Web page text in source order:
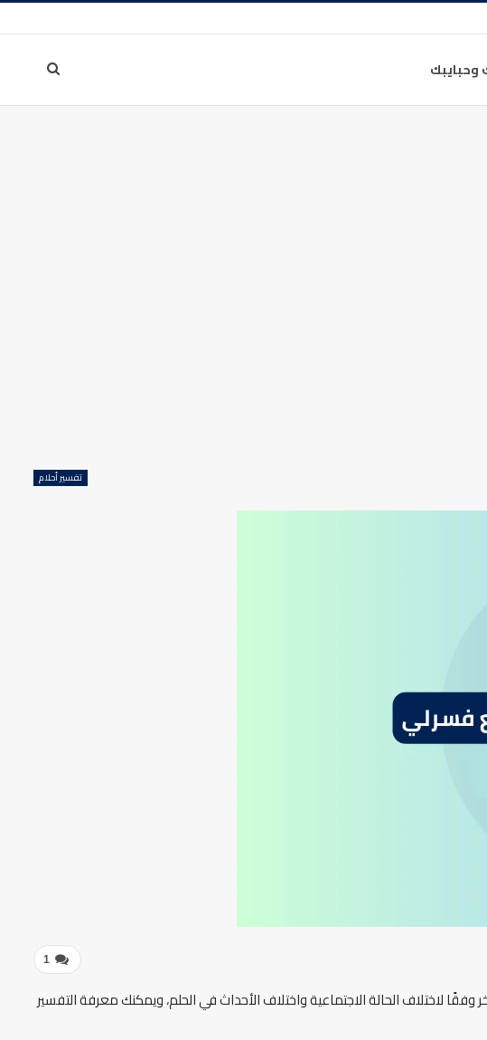
وحبايبك
تفسير أحلام
1
لاختلاف الحالة الاجتماعية واختلاف الأحداث في الحلم، ويمكنك معرفة التفسير